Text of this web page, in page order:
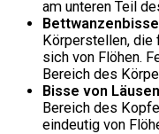
am unteren Teil
Bettwanzenbisse
Körperstellen, die
sich von Flöhen.
Bereich des
Bisse von Läusen
Bereich des
eindeutig von